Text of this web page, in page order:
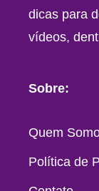
dicas para
vídeos,
Sobre:
Quem
Política de